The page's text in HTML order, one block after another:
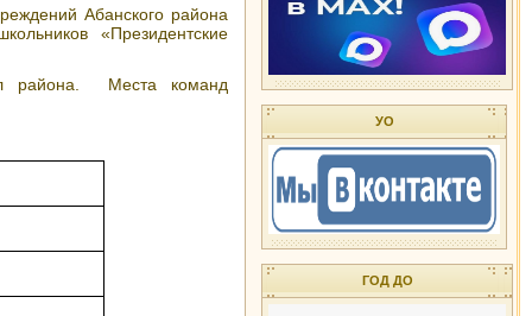
Абанского района
«Президентские
района. Места команд
УО
ГОД ДО